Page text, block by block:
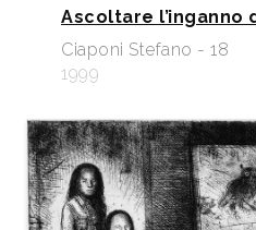
Ascoltare l’inganno
Ciaponi Stefano - 18
1999